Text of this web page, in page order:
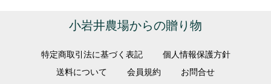
小岩井農場からの贈り物
特定商取引法に基づく表記
個人情報保護方針
送料について
会員規約 お問合せ